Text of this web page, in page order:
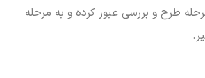
طرح و بررسی عبور کرده و به مرحله